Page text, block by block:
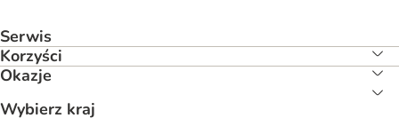
Serwis
Korzyści
Okazje
Wybierz kraj